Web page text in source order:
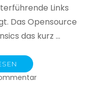
Links
Das Opensource
das kurz …
zu